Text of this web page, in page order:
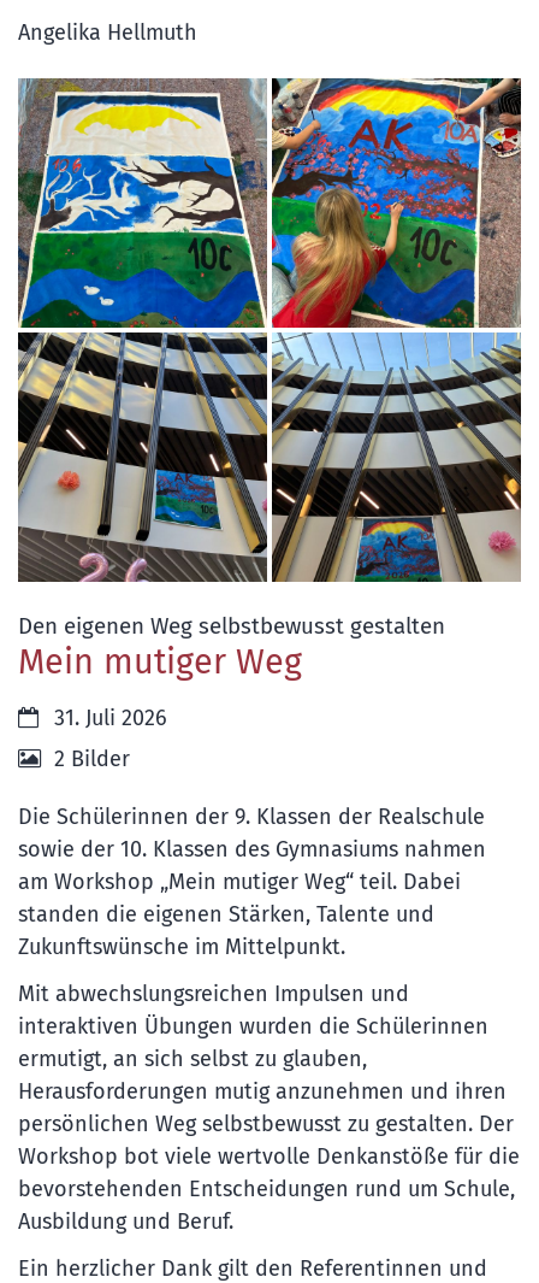
Angelika Hellmuth
Den eigenen Weg selbstbewusst gestalten
Mein mutiger Weg
Datum:31. Juli 2026
2 Bilder
Die Schülerinnen der 9. Klassen der Realschule
sowie der 10. Klassen des Gymnasiums nahmen
am Workshop „Mein mutiger Weg“ teil. Dabei
standen die eigenen Stärken, Talente und
Zukunftswünsche im Mittelpunkt.
Mit abwechslungsreichen Impulsen und
interaktiven Übungen wurden die Schülerinnen
ermutigt, an sich selbst zu glauben,
Herausforderungen mutig anzunehmen und ihren
persönlichen Weg selbstbewusst zu gestalten. Der
Workshop bot viele wertvolle Denkanstöße für die
bevorstehenden Entscheidungen rund um Schule,
Ausbildung und Beruf.
Ein herzlicher Dank gilt den Referentinnen und